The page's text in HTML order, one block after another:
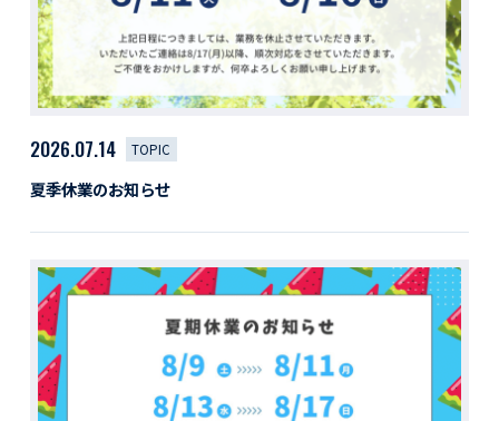
採用情報
社員紹介
社員インタビュー
育休取得者インタビュー
福利厚生
採用エントリー
Social link
2026.07.14 TOPIC
夏季休業のお知らせ